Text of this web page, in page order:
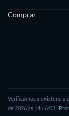
Comprar
Verificámos a existência
de 2026 às 14:46:03.